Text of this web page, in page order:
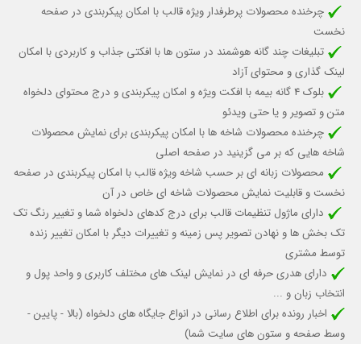
چرخنده محصولات پرطرفدار ویژه قالب با امکان پیکربندی در صفحه
نخست
تبلیغات چند گانه هوشمند در ستون ها با افکتی جذاب و کاربردی با امکان
لینک گذاری و محتوای آزاد
بلوک 4 گانه بیمه با افکت ویژه و امکان پیکربندی و درج محتوای دلخواه
متن و تصویر و یا حتی ویدئو
چرخنده محصولات شاخه ها با امکان پیکربندی برای نمایش محصولات
شاخه هایی که بر می گزینید در صفحه اصلی
محصولات زبانه ای بر حسب شاخه ویژه قالب با امکان پیکربندی در صفحه
نخست و قابلیت نمایش محصولات شاخه ای خاص در آن
دارای ماژول تنظیمات قالب برای درج کدهای دلخواه شما و تغییر رنگ تک
تک بخش ها و نهادن تصویر پس زمینه و تغییرات دیگر با امکان تغییر زنده
توسط مشتری
دارای هدری حرفه ای در نمایش لینک های مختلف کاربری و واحد پول و
انتخاب زبان و ...
اخبار رونده برای اطلاع رسانی در انواع جایگاه های دلخواه (بالا - پایین -
وسط صفحه و ستون های سایت شما)